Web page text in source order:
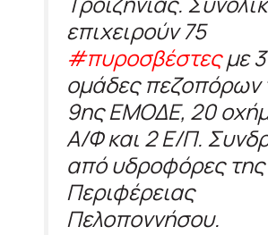
επιχειρούν 75
#πυροσβέστεςμε 3
ομάδες πεζοπόρων
9ης ΕΜΟΔΕ, 20
Α/Φ και 2 Ε/Π.
από υδροφόρες της
Περιφέρειας
Πελοποννήσου.